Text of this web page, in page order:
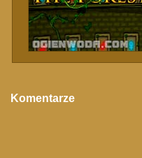
Komentarze